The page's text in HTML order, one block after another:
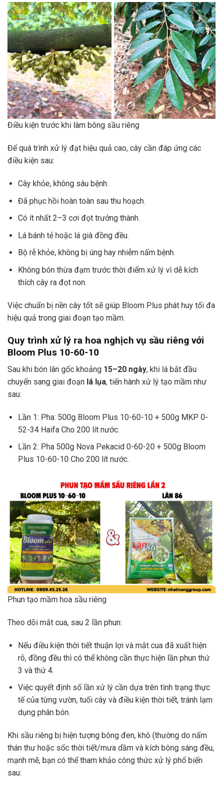
Điều kiện trước khi làm bông sầu riêng
Để quá trình xử lý đạt hiệu quả cao, cây cần đáp ứng các
điều kiện sau:
Cây khỏe, không sâu bệnh.
Đã phục hồi hoàn toàn sau thu hoạch.
Có ít nhất 2–3 cơi đọt trưởng thành.
Lá bánh tẻ hoặc lá già đồng đều.
Bộ rễ khỏe, không bị úng hay nhiễm nấm bệnh.
Không bón thừa đạm trước thời điểm xử lý vì dễ kích
thích cây ra đọt non.
Việc chuẩn bị nền cây tốt sẽ giúp Bloom Plus phát huy tối đa
hiệu quả trong giai đoạn tạo mầm.
Quy trình xử lý ra hoa nghịch vụ sầu riêng với
Bloom Plus 10-60-10
Sau khi bón lân gốc khoảng 15–20 ngày, khi lá bắt đầu
chuyển sang giai đoạn lá lụa, tiến hành xử lý tạo mầm như
sau:
Lần 1: Pha: 500g Bloom Plus 10-60-10 + 500g MKP 0-
52-34 Haifa Cho 200 lít nước.
Lần 2: Pha 500g Nova Pekacid 0-60-20 + 500g Bloom
Plus 10-60-10 Cho 200 lít nước.
Phun tạo mầm hoa sầu riêng
Theo dõi mắt cua, sau 2 lần phun:
Nếu điều kiện thời tiết thuận lợi và mắt cua đã xuất hiện
rõ, đồng đều thì có thể không cần thực hiện lần phun thứ
3 và thứ 4.
Việc quyết định số lần xử lý cần dựa trên tình trạng thực
tế của từng vườn, tuổi cây và điều kiện thời tiết, tránh lạm
dụng phân bón.
Khi sầu riêng bị hiện tượng bông đen, khô (thường do nấm
thán thư hoặc sốc thời tiết/mưa dầm và kích bông sáng đều,
mạnh mẽ, bạn có thể tham khảo công thức xử lý phổ biến
sau: